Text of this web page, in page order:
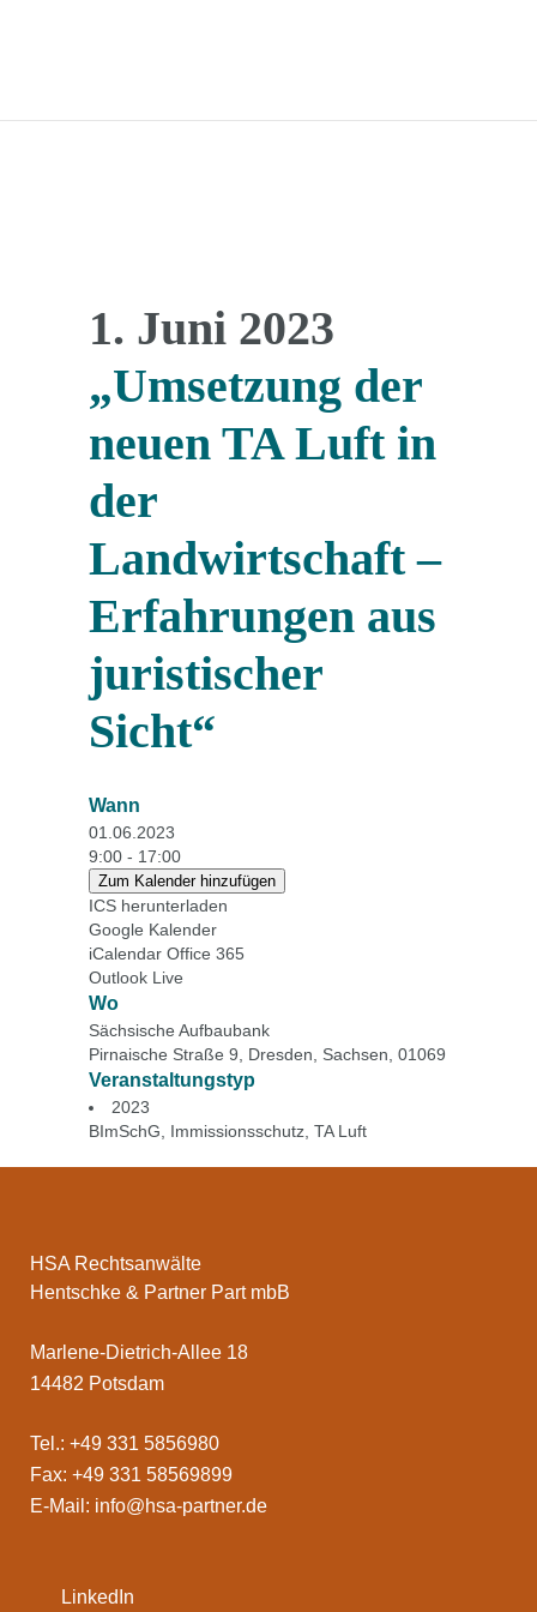
1. Juni 2023
„Umsetzung der
neuen TA Luft in
der
Landwirtschaft –
Erfahrungen aus
juristischer
Sicht“
Wann
01.06.2023
9:00 - 17:00
Zum Kalender hinzufügen
ICS herunterladen
Google Kalender
iCalendar Office 365
Outlook Live
Wo
Sächsische Aufbaubank
Pirnaische Straße 9, Dresden, Sachsen, 01069
Veranstaltungstyp
2023
BImSchG
Immissionsschutz TA Luft
HSA Rechtsanwälte
Hentschke & Partner Part mbB
Marlene-Dietrich-Allee 18
14482 Potsdam
Tel.: +49 331 5856980
Fax: +49 331 58569899
E-Mail: info@hsa-partner.de
LinkedIn